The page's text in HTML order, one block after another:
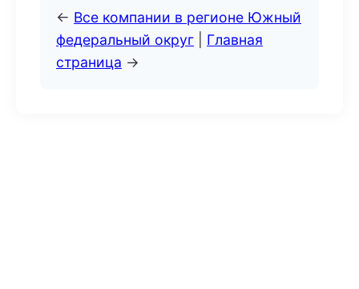
← Все компании в регионе Южный
федеральный округ
Главная
страница →